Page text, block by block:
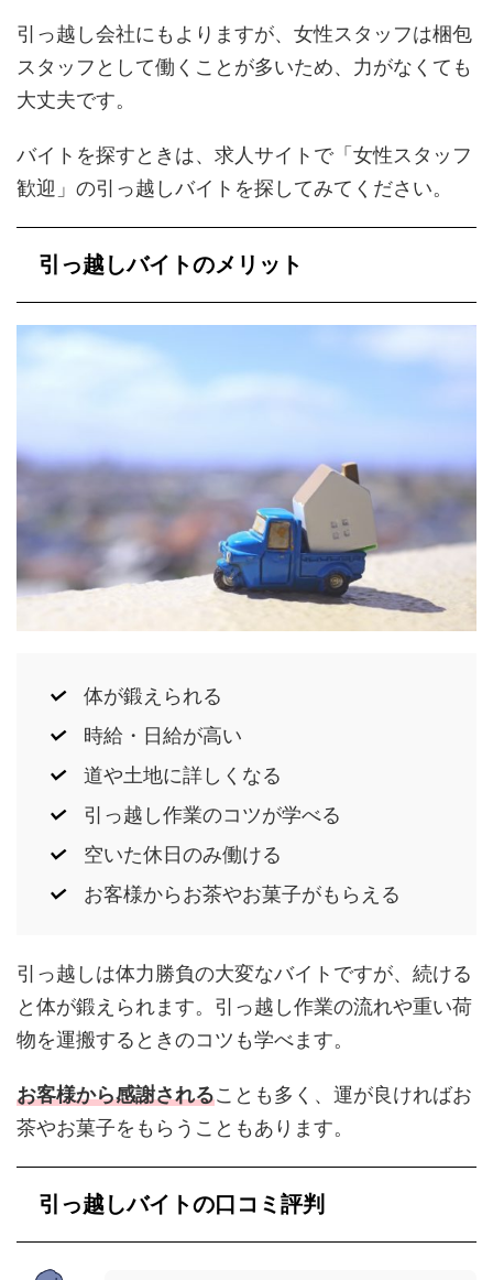
引っ越し会社にもよりますが、女性スタッフは梱包
スタッフとして働くことが多いため、力がなくても
大丈夫です。
バイトを探すときは、求人サイトで「女性スタッフ
歓迎」の引っ越しバイトを探してみてください。
引っ越しバイトのメリット
体が鍛えられる
時給・日給が高い
道や土地に詳しくなる
引っ越し作業のコツが学べる
空いた休日のみ働ける
お客様からお茶やお菓子がもらえる
引っ越しは体力勝負の大変なバイトですが、続ける
と体が鍛えられます。引っ越し作業の流れや重い荷
物を運搬するときのコツも学べます。
お客様から感謝されることも多く、運が良ければお
茶やお菓子をもらうこともあります。
引っ越しバイトの口コミ評判